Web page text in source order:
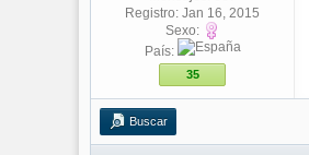
Registro: Jan 16, 2015
Sexo:
País:
35
Buscar